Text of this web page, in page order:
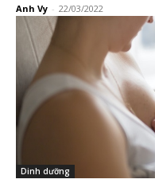
Anh Vy - 22/03/2022
Dinh dưỡng